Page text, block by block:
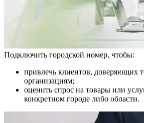
Подключить городской номер, чтобы:
привлечь клиентов, доверяющих
организациям;
оценить спрос на товары или
конкретном городе либо области.